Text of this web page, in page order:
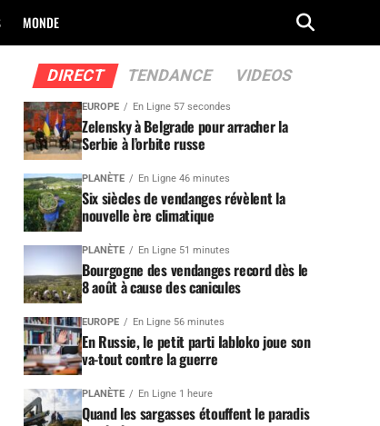
MONDE
DIRECT TENDANCE VIDEOS
EUROPE En Ligne 57 secondes
Zelensky à Belgrade pour arracher la
Serbie à l’orbite russe
PLANÈTE En Ligne 46 minutes
Six siècles de vendanges révèlent la
nouvelle ère climatique
PLANÈTE En Ligne 51 minutes
Bourgogne des vendanges record dès le
8 août à cause des canicules
EUROPE En Ligne 56 minutes
En Russie, le petit parti Iabloko joue son
va-tout contre la guerre
PLANÈTE En Ligne 1 heure
Quand les sargasses étouffent le paradis